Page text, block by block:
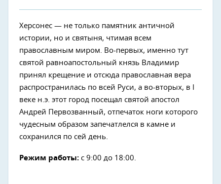
Херсонес — не только памятник античной
истории, но и святыня, чтимая всем
православным миром. Во-первых, именно тут
святой равноапостольный князь Владимир
принял крещение и отсюда православная вера
распространилась по всей Руси, а во-вторых, в I
веке н.э. этот город посещал святой апостол
Андрей Первозванный, отпечаток ноги которого
чудесным образом запечатлелся в камне и
сохранился по сей день.
Режим работы: с 9:00 до 18:00.